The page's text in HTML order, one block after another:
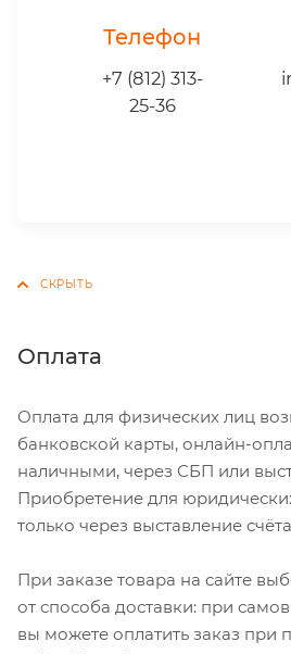
Телефон
+7 (812) 313-
25-36
Оплата
Оплата для физических лиц
банковской карты, онлайн-
наличными, через СБП или
Приобретение для
только через выставление
При заказе товара на сайте
от способа доставки: при
вы можете оплатить заказ при